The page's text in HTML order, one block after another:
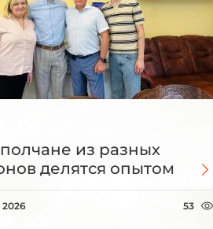
из разных
делятся опытом
2026 53